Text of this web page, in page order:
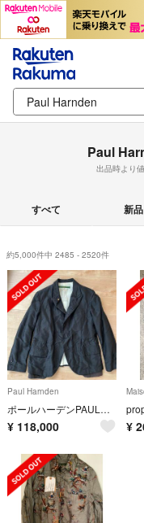
Paul
出品時より
すべて 新品
約5,000件中 2485 - 2520件
Paul Harnden
ポールハーデンPAULHARNDENシルクブレザー サイズM
¥ 118,000 ¥